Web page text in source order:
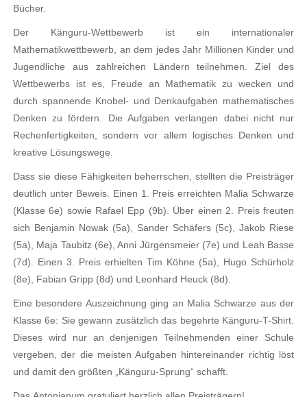
Bücher.
Der Känguru-Wettbewerb ist ein internationaler
Mathematikwettbewerb, an dem jedes Jahr Millionen Kinder und
Jugendliche aus zahlreichen Ländern teilnehmen. Ziel des
Wettbewerbs ist es, Freude an Mathematik zu wecken und
durch spannende Knobel- und Denkaufgaben mathematisches
Denken zu fördern. Die Aufgaben verlangen dabei nicht nur
Rechenfertigkeiten, sondern vor allem logisches Denken und
kreative Lösungswege.
Dass sie diese Fähigkeiten beherrschen, stellten die Preisträger
deutlich unter Beweis. Einen 1. Preis erreichten Malia Schwarze
(Klasse 6e) sowie Rafael Epp (9b). Über einen 2. Preis freuten
sich Benjamin Nowak (5a), Sander Schäfers (5c), Jakob Riese
(5a), Maja Taubitz (6e), Anni Jürgensmeier (7e) und Leah Basse
(7d). Einen 3. Preis erhielten Tim Köhne (5a), Hugo Schürholz
(8e), Fabian Gripp (8d) und Leonhard Heuck (8d).
Eine besondere Auszeichnung ging an Malia Schwarze aus der
Klasse 6e: Sie gewann zusätzlich das begehrte Känguru-T-Shirt.
Dieses wird nur an denjenigen Teilnehmenden einer Schule
vergeben, der die meisten Aufgaben hintereinander richtig löst
und damit den größten „Känguru-Sprung“ schafft.